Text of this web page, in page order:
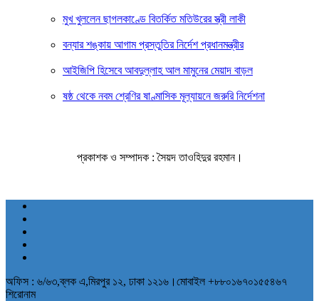
মুখ খুললেন ছাগলকাণ্ডে বিতর্কিত মতিউরের স্ত্রী লাকী
বন্যার শঙ্কায় আগাম প্রস্তুতির নির্দেশ প্রধানমন্ত্রীর
আইজিপি হিসেবে আবদুল্লাহ আল মামুনের মেয়াদ বাড়ল
ষষ্ঠ থেকে নবম শ্রেণির ষাণ্মাসিক মূল্যায়নে জরুরি নির্দেশনা
প্রকাশক ও সম্পাদক : সৈয়দ তাওহিদুর রহমান।
অফিস : ৬/৬৩,ব্লক এ,মিরপুর ১২, ঢাকা ১২১৬।মোবাইল +৮৮০১৬৭০১৫৫৪৬৭
শিরোনাম